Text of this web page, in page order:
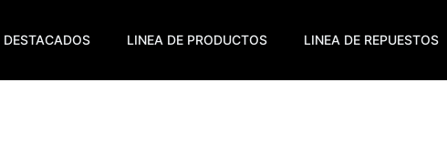
DESTACADOS LINEA DE PRODUCTOS LINEA DE REPUESTOS